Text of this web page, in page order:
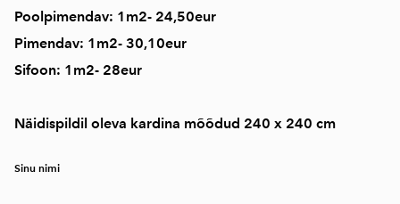
Poolpimendav: 1m2- 24,50eur
Pimendav: 1m2- 30,10eur
Sifoon: 1m2- 28eur
Näidispildil oleva kardina mõõdud 240 x 240 cm
Sinu nimi